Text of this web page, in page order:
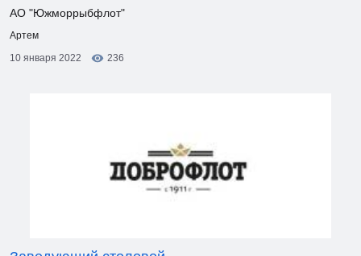
АО "Южморрыбфлот"
Артем
10 января 2022
236